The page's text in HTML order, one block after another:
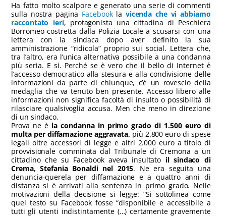
Ha fatto molto scalpore e generato una serie di commenti
sulla nostra pagina Facebook la vicenda che vi abbiamo
raccontato ieri, protagonista una cittadina di Peschiera
Borromeo costretta dalla Polizia Locale a scusarsi con una
lettera con la sindaca dopo aver definito la sua
amministrazione “ridicola” proprio sui social. Lettera che,
tra l’altro, era l’unica alternativa possibile a una condanna
più seria. E sì. Perché se è vero che il bello di Internet è
l’accesso democratico alla stesura e alla condivisione delle
informazioni da parte di chiunque, c’è un rovescio della
medaglia che va tenuto ben presente. Accesso libero alle
informazioni non significa facoltà di insulto o possibilità di
rilasciare qualsivoglia accusa. Men che meno in direzione
di un sindaco.
Prova ne è la condanna in primo grado di 1.500 euro di
multa per diffamazione aggravata, più 2.800 euro di spese
legali oltre accessori di legge e altri 2.000 euro a titolo di
provvisionale comminata dal Tribunale di Cremona a un
cittadino che su Facebook aveva insultato il sindaco di
Crema, Stefania Bonaldi nel 2015. Ne era seguita una
denuncia-querela per diffamazione e a quattro anni di
distanza si è arrivati alla sentenza in primo grado. Nelle
motivazioni della decisione si legge: “Si sottolinea come
quel testo su Facebook fosse “disponibile e accessibile a
tutti gli utenti indistintamente (…) certamente gravemente